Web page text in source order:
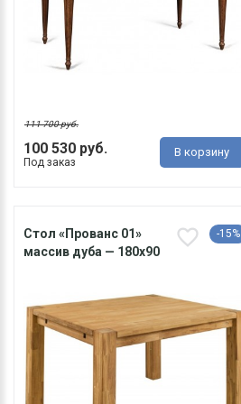
100 530 руб.
111 700 руб.
Под заказ
В корзину
Cтол «Прованс 01»
массив дуба — 180х90
-15%